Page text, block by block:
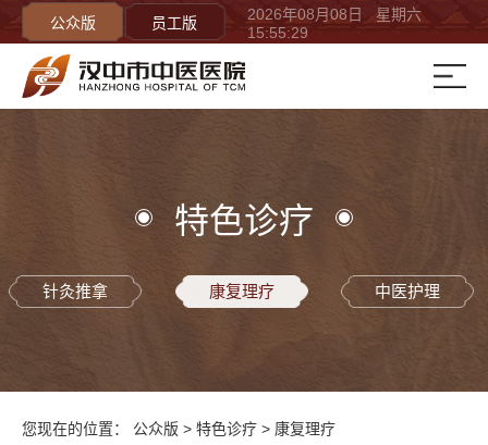
公众版 员工版
2026年08月08日 星期六
15:55:29
特色诊疗
针灸推拿 康复理疗 中医护理
您现在的位置： 公众版 > 特色诊疗 > 康复理疗